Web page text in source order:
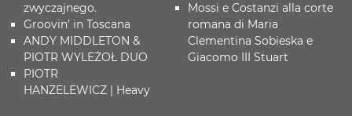
zwyczajnego.
Groovin’ in Toscana
ANDY MIDDLETON &
PIOTR WYLEŻOŁ DUO
PIOTR
HANZELEWICZ | Heavy
Mossi e Costanzi alla corte
romana di Maria
Clementina Sobieska e
Giacomo III Stuart